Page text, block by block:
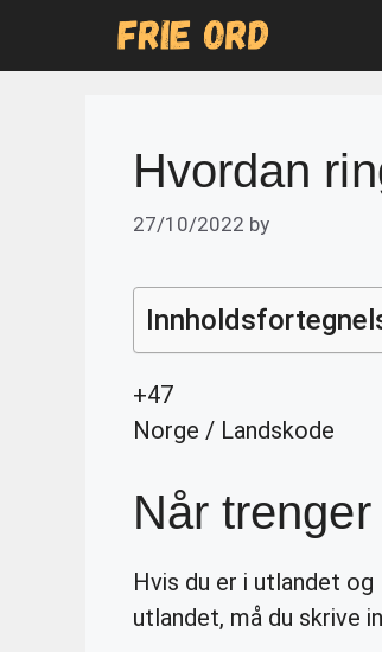
Hvordan
27/10/2022 by
+47
Norge / Landskode
Når
Hvis du er i utlandet
utlandet, må du skrive